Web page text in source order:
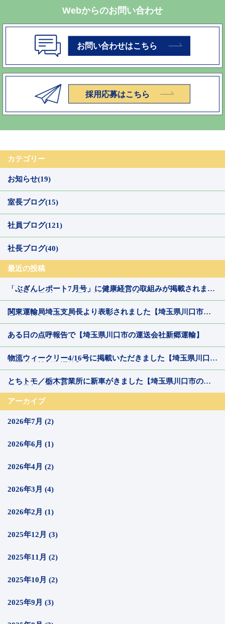
Webからのお問い合わせ
カテゴリー
お知らせ(19)
室長ブログ(15)
社員ブログ(121)
社長ブログ(40)
最近の投稿
「ぶぎんレポート7月号」に健康経営の取組みが掲載されまし
関東運輸局埼玉支局長より表彰されました【埼玉県川口市の
ある日の点呼報告で【埼玉県川口市の運送会社新郷運輸】
物流ウィークリー4/16号に掲載いただきました【埼玉県川口市
とちトモ／栃木営業所に新車がきました【埼玉県川口市の運
アーカイブ
2026年7月 (2)
2026年6月 (1)
2026年4月 (2)
2026年3月 (4)
2026年2月 (1)
2025年12月 (3)
2025年11月 (2)
2025年10月 (2)
2025年9月 (3)